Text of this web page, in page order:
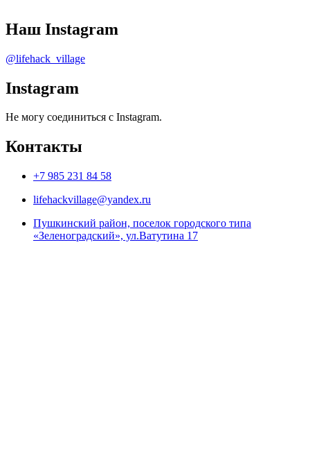
Наш Instagram
@lifehack_village
Instagram
Не могу соединиться с Instagram.
Контакты
+7 985 231 84 58
lifehackvillage@yandex.ru
Пушкинский район, поселок городского типа
«Зеленоградский», ул.Ватутина 17